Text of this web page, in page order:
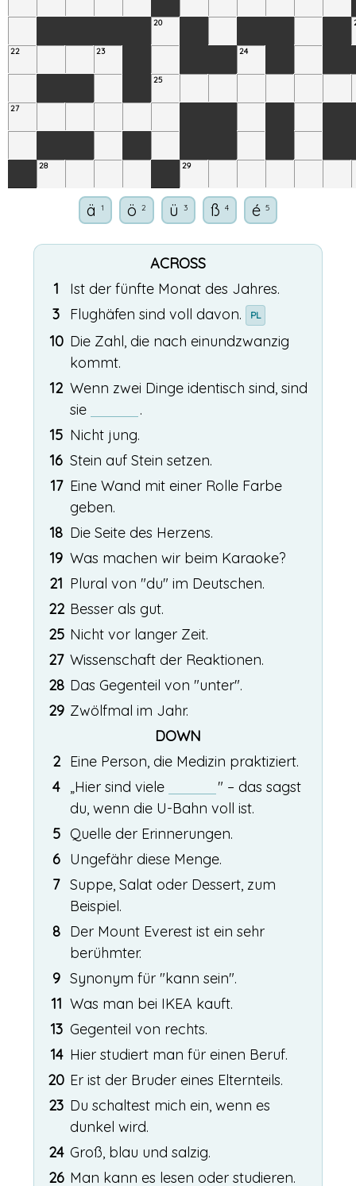
20
22 23 24
25
27
28 29
ä 1 ö 2 ü 3 ß 4 é 5
ACROSS
1
Ist der fünfte Monat des Jahres.
3
Flughäfen sind voll davon. PL
10 Die Zahl, die nach einundzwanzig
kommt.
12 Wenn zwei Dinge identisch sind, sind
sie
.
15 Nicht jung.
16 Stein auf Stein setzen.
17 Eine Wand mit einer Rolle Farbe
geben.
18 Die Seite des Herzens.
19 Was machen wir beim Karaoke?
21 Plural von "du" im Deutschen.
22 Besser als gut.
25 Nicht vor langer Zeit.
27 Wissenschaft der Reaktionen.
28 Das Gegenteil von "unter".
29 Zwölfmal im Jahr.
DOWN
2 Eine Person, die Medizin praktiziert.
4
„Hier sind viele
" – das sagst
du, wenn die U-Bahn voll ist.
5 Quelle der Erinnerungen.
6 Ungefähr diese Menge.
7 Suppe, Salat oder Dessert, zum
Beispiel.
8 Der Mount Everest ist ein sehr
berühmter.
9 Synonym für "kann sein".
11 Was man bei IKEA kauft.
13 Gegenteil von rechts.
14 Hier studiert man für einen Beruf.
20 Er ist der Bruder eines Elternteils.
23 Du schaltest mich ein, wenn es
dunkel wird.
24 Groß, blau und salzig.
26 Man kann es lesen oder studieren.